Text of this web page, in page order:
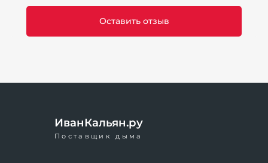
ИванКальян.ру
Поставщик дыма